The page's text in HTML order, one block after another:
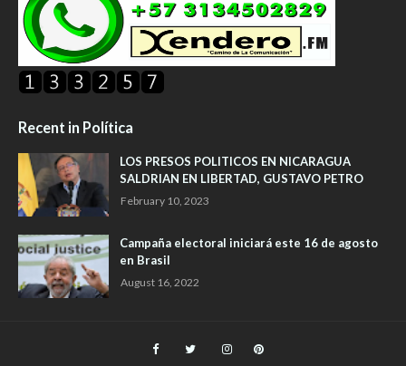
Recent in Política
LOS PRESOS POLITICOS EN NICARAGUA
SALDRIAN EN LIBERTAD, GUSTAVO PETRO
February 10, 2023
Campaña electoral iniciará este 16 de agosto
en Brasil
August 16, 2022